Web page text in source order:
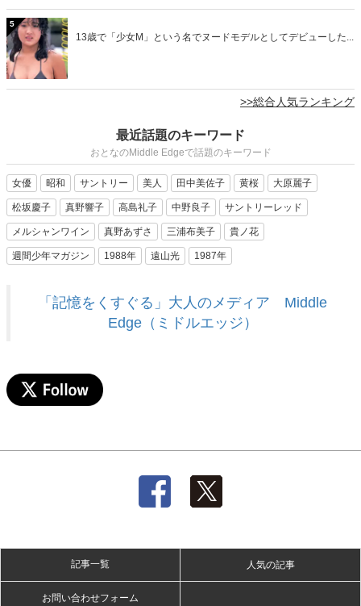
5
13歳で「少女M」という名でヌードモデルとしてデビューした...
>>総合人気ランキング
最近話題のキーワード
おとなのMiddle Edgeで話題のキーワード
女優 昭和 サントリー 美人 田中美佐子 黄桜 大原麗子
松坂慶子 真野響子 高島礼子 中野良子 サントリーレッド
メルシャンワイン 真野あずさ 三浦布美子 貴ノ花
週間少年マガジン 1988年 遠山光 1987年
「記憶をくすぐる」大人のメディア Middle
Edge（ミドルエッジ）
記事一覧 人気の記事
お問い合わせフォーム